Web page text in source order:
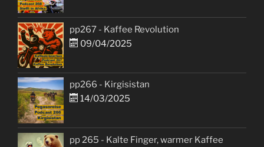
pp267 - Kaffee Revolution
09/04/2025
pp266 - Kirgisistan
14/03/2025
pp 265 - Kalte Finger, warmer Kaffee